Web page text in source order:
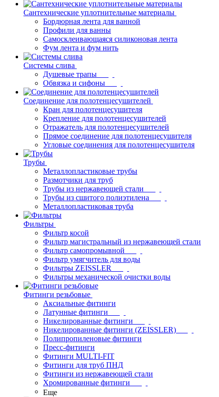
Сантехнические уплотнительные материалы
Бордюрная лента для ванной
Профили для ванны
Самосклеивающаяся силиконовая лента
Фум лента и фум нить
Системы слива
Душевые трапы
Обвязка и сифоны
Соединение для полотенцесушителей
Кран для полотенцесушителя
Крепление для полотенцесушителей
Отражатель для полотенцесушителей
Прямое соединение для полотенцесушителя
Угловые соединения для полотенцесушителя
Трубы
Металлопластиковые трубы
Размотчики для труб
Трубы из нержавеющей стали
Трубы из сшитого полиэтилена
Металлопластиковая труба
Фильтры
Фильтр косой
Фильтр магистральный из нержавеющей стали
Фильтр самопромывной
Фильтр умягчитель для воды
Фильтры ZEISSLER
Фильтры механической очистки воды
Фитинги резьбовые
Аксиальные фитинги
Латунные фитинги
Никелированные фитинги
Никелированные фитинги (ZEISSLER)
Полипропиленовые фитинги
Пресс-фитинги
Фитинги MULTI-FIT
Фитинги для труб ПНД
Фитинги из нержавеющей стали
Хромированные фитинги
Еще